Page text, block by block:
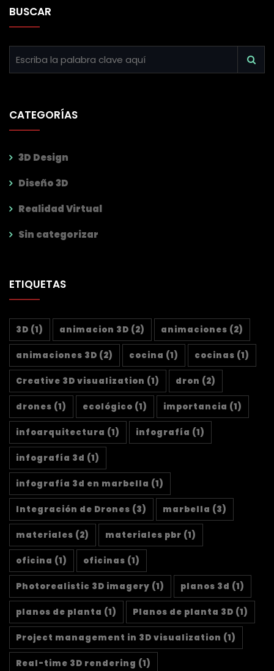
BUSCAR
CATEGORÍAS
3D Design
Diseño 3D
Realidad Virtual
Sin categorizar
ETIQUETAS
3D (1) animacion 3D (2) animaciones (2)
animaciones 3D (2) cocina (1) cocinas (1)
Creative 3D visualization (1) dron (2)
drones (1) ecológico (1) importancia (1)
infoarquitectura (1) infografía (1)
infografía 3d (1)
infografía 3d en marbella (1)
Integración de Drones (3) marbella (3)
materiales (2) materiales pbr (1)
oficina (1) oficinas (1)
Photorealistic 3D imagery (1) planos 3d (1)
planos de planta (1) Planos de planta 3D (1)
Project management in 3D visualization (1)
Real-time 3D rendering (1)